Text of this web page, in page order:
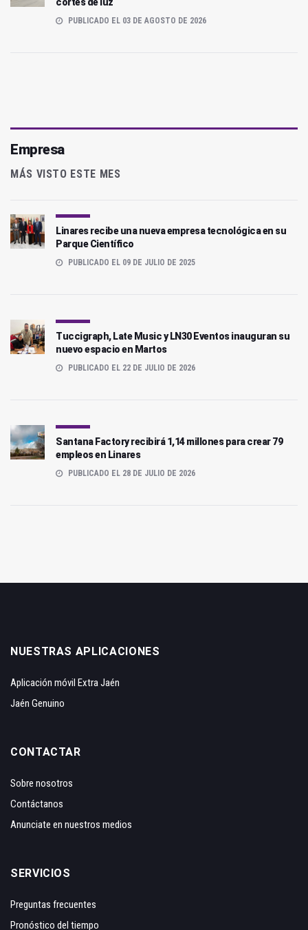
PUBLICADO EL 03 DE AGOSTO DE 2026
Empresa
MÁS VISTO ESTE MES
Linares recibe una nueva empresa tecnológica en su
Parque Científico
PUBLICADO EL 09 DE JULIO DE 2025
Tuccigraph, Late Music y LN30 Eventos inauguran su
nuevo espacio en Martos
PUBLICADO EL 22 DE JULIO DE 2026
Santana Factory recibirá 1,14 millones para crear 79
empleos en Linares
PUBLICADO EL 28 DE JULIO DE 2026
NUESTRAS APLICACIONES
Aplicación móvil Extra Jaén
Jaén Genuino
CONTACTAR
Sobre nosotros
Contáctanos
Anunciate en nuestros medios
SERVICIOS
Preguntas frecuentes
Pronóstico del tiempo